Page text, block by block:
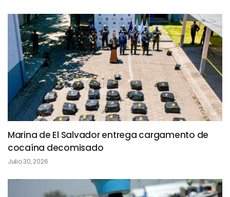
Marina de El Salvador entrega cargamento de
cocaína decomisado
Julio 30, 2026